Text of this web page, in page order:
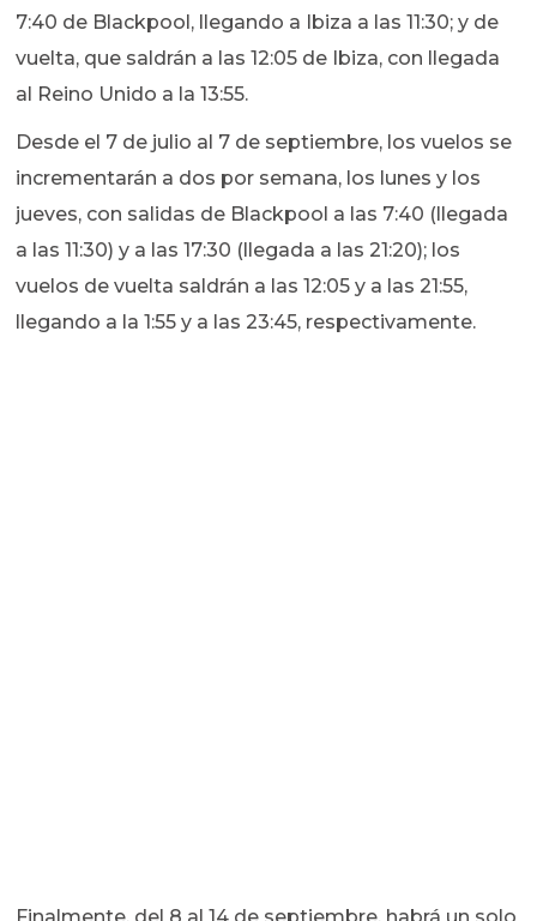
7:40 de Blackpool, llegando a Ibiza a las 11:30; y de
vuelta, que saldrán a las 12:05 de Ibiza, con llegada
al Reino Unido a la 13:55.
Desde el 7 de julio al 7 de septiembre, los vuelos se
incrementarán a dos por semana, los lunes y los
jueves, con salidas de Blackpool a las 7:40 (llegada
a las 11:30) y a las 17:30 (llegada a las 21:20); los
vuelos de vuelta saldrán a las 12:05 y a las 21:55,
llegando a la 1:55 y a las 23:45, respectivamente.